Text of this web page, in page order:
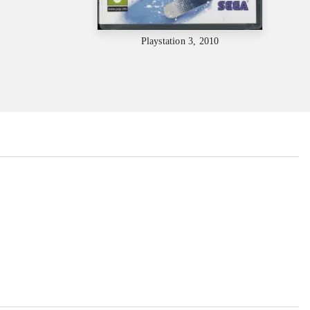
Playstation 3, 2010